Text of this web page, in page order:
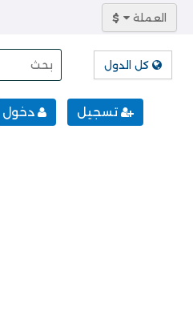
$ العملة
كل الدول
تسجيل دخول